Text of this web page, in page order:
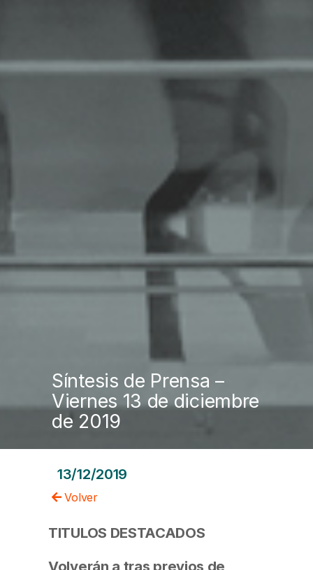
Síntesis de Prensa –
Viernes 13 de diciembre
de 2019
13/12/2019
Volver
TITULOS DESTACADOS
Volverán a tras previos de